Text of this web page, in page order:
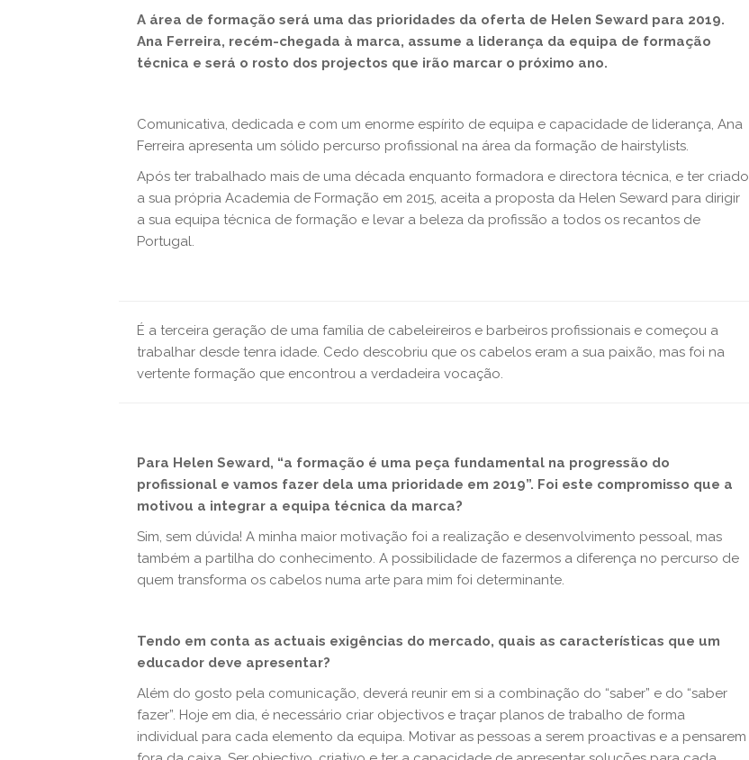
A área de formação será uma das prioridades da oferta de Helen Seward para 2019.
Ana Ferreira, recém-chegada à marca, assume a liderança da equipa de formação
técnica e será o rosto dos projectos que irão marcar o próximo ano.
Comunicativa, dedicada e com um enorme espírito de equipa e capacidade de liderança, Ana
Ferreira apresenta um sólido percurso profissional na área da formação de hairstylists.
Após ter trabalhado mais de uma década enquanto formadora e directora técnica, e ter criado
a sua própria Academia de Formação em 2015, aceita a proposta da Helen Seward para dirigir
a sua equipa técnica de formação e levar a beleza da profissão a todos os recantos de
Portugal.
É a terceira geração de uma família de cabeleireiros e barbeiros profissionais e começou a
trabalhar desde tenra idade. Cedo descobriu que os cabelos eram a sua paixão, mas foi na
vertente formação que encontrou a verdadeira vocação.
Para Helen Seward, “a formação é uma peça fundamental na progressão do
profissional e vamos fazer dela uma prioridade em 2019”. Foi este compromisso que a
motivou a integrar a equipa técnica da marca?
Sim, sem dúvida! A minha maior motivação foi a realização e desenvolvimento pessoal, mas
também a partilha do conhecimento. A possibilidade de fazermos a diferença no percurso de
quem transforma os cabelos numa arte para mim foi determinante.
Tendo em conta as actuais exigências do mercado, quais as características que um
educador deve apresentar?
Além do gosto pela comunicação, deverá reunir em si a combinação do “saber” e do “saber
fazer”. Hoje em dia, é necessário criar objectivos e traçar planos de trabalho de forma
individual para cada elemento da equipa. Motivar as pessoas a serem proactivas e a pensarem